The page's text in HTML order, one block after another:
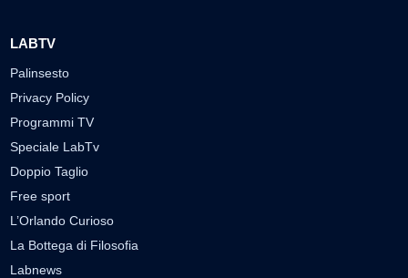
LABTV
Palinsesto
Privacy Policy
Programmi TV
Speciale LabTv
Doppio Taglio
Free sport
L’Orlando Curioso
La Bottega di Filosofia
Labnews